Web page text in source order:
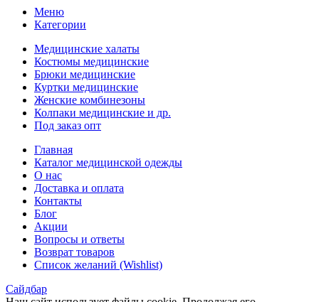
Меню
Категории
Медицинские халаты
Костюмы медицинские
Брюки медицинские
Куртки медицинские
Женские комбинезоны
Колпаки медицинские и др.
Под заказ опт
Главная
Каталог медицинской одежды
О нас
Доставка и оплата
Контакты
Блог
Акции
Вопросы и ответы
Возврат товаров
Список желаний (Wishlist)
Сайдбар